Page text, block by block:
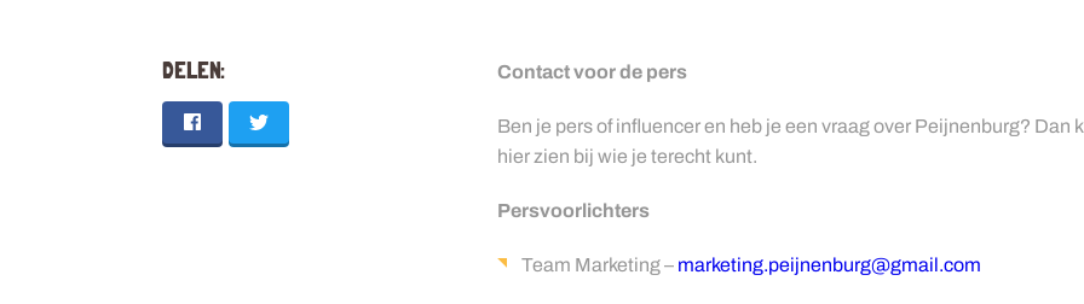
Contact voor de pers
Ben je pers of influencer en heb je een vraag over Peijnenburg? Dan
hier zien bij wie je terecht kunt.
Persvoorlichters
Team Marketing – marketing.peijnenburg@gmail.com
DELEN: